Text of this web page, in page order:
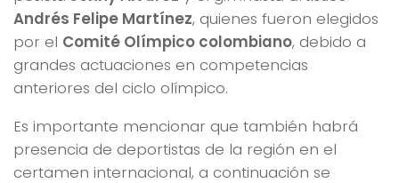
Andrés Felipe Martínez, quienes fueron elegidos
por el Comité Olímpico colombiano, debido a
grandes actuaciones en competencias
anteriores del ciclo olímpico.
Es importante mencionar que también habrá
presencia de deportistas de la región en el
certamen internacional, a continuación se